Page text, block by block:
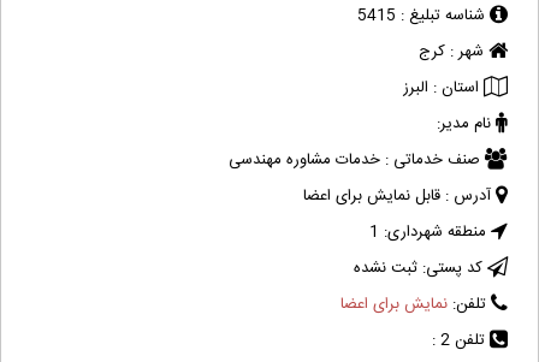
شناسه تبلیغ : 5415
شهر : کرج
استان : البرز
نام مدیر:
صنف خدماتی : خدمات مشاوره مهندسی
آدرس : قابل نمایش برای اعضا
منطقه شهرداری: 1
کد پستی: ثبت نشده
تلفن: نمایش برای اعضا
تلفن 2 :